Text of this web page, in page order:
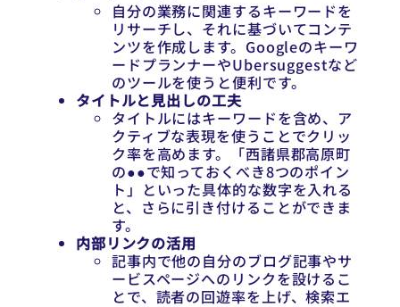
自分の業務に関連するキーワードを
リサーチし、それに基づいてコンテ
ンツを作成します。Googleのキーワ
ードプランナーやUbersuggestなど
のツールを使うと便利です。
タイトルと見出しの工夫
タイトルにはキーワードを含め、ア
クティブな表現を使うことでクリッ
ク率を高めます。「西諸県郡高原町
の●●で知っておくべき8つのポイン
ト」といった具体的な数字を入れる
と、さらに引き付けることができま
す。
内部リンクの活用
記事内で他の自分のブログ記事やサ
ービスページへのリンクを設けるこ
とで、読者の回遊率を上げ、検索エ